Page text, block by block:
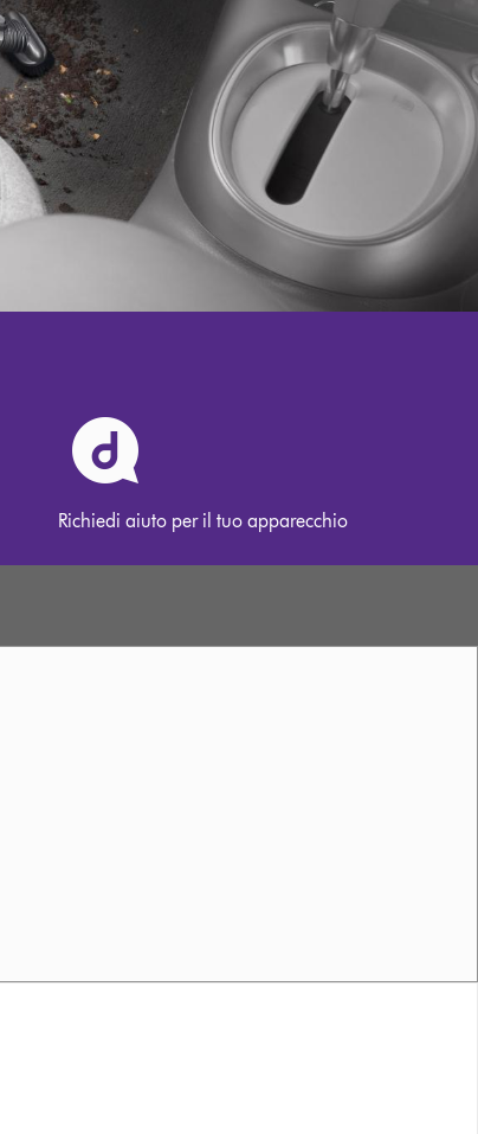
Richiedi aiuto per il tuo apparecchio